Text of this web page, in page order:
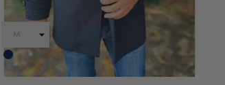
Blu
Scuro